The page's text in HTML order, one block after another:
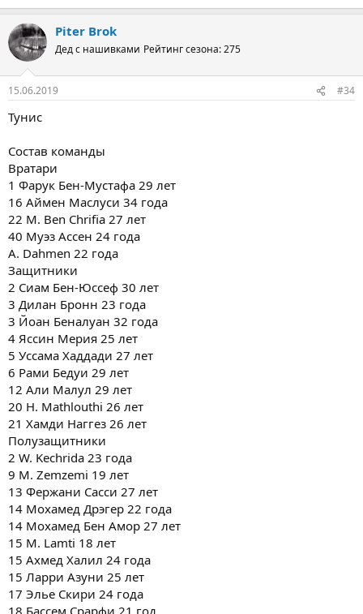
Piter Brok
Дед с нашивками Рейтинг сезона: 275
15.06.2019 #34
Тунис
Состав команды
Вратари
1 Фарук Бен-Мустафа 29 лет
16 Аймен Маслуси 34 года
22 M. Ben Chrifia 27 лет
40 Муэз Ассен 24 года
A. Dahmen 22 года
Защитники
2 Сиам Бен-Юссеф 30 лет
3 Дилан Бронн 23 года
3 Йоан Беналуан 32 года
4 Яссин Мерия 25 лет
5 Уссама Хаддади 27 лет
6 Рами Бедуи 29 лет
12 Али Малул 29 лет
20 H. Mathlouthi 26 лет
21 Хамди Наггез 26 лет
Полузащитники
2 W. Kechrida 23 года
9 M. Zemzemi 19 лет
13 Фержани Сасси 27 лет
14 Мохамед Дрэгер 22 года
14 Мохамед Бен Амор 27 лет
15 M. Lamti 18 лет
15 Ахмед Халил 24 года
15 Ларри Азуни 25 лет
17 Элье Скири 24 года
18 Бассем Срарфи 21 год